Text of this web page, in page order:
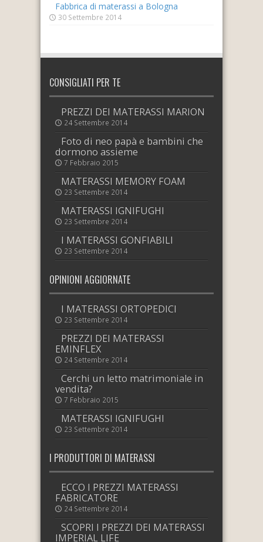
Fabbrica di materassi a Bologna
30 Settembre 2014
CONSIGLIATI PER TE
PREZZI DEI MATERASSI MARION
24 Settembre 2014
Foto di neo papà e bambini che
dormono assieme
7 Febbraio 2015
MATERASSI MEMORY FOAM
23 Settembre 2014
MATERASSI IGNIFUGHI
23 Settembre 2014
I MATERASSI GONFIABILI
23 Settembre 2014
OPINIONI AGGIORNATE
I MATERASSI ORTOPEDICI
23 Settembre 2014
PREZZI DEI MATERASSI
EMINFLEX
24 Settembre 2014
Cerchi un letto matrimoniale in
vendita?
7 Febbraio 2015
MATERASSI IGNIFUGHI
23 Settembre 2014
I PRODUTTORI DI MATERASSI
ECCO I PREZZI MATERASSI
FABRICATORE
24 Settembre 2014
SCOPRI I PREZZI DEI MATERASSI
IMPERIAL LIFE